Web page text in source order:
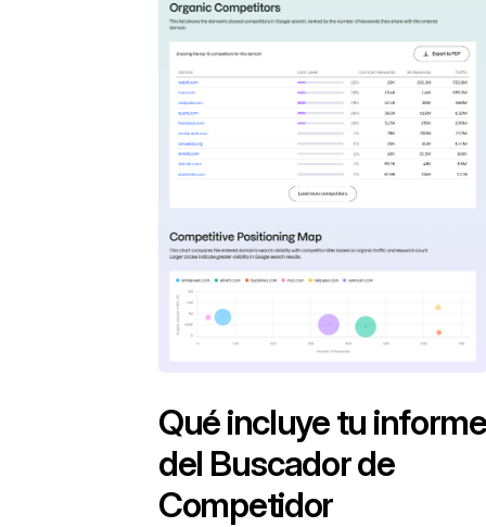
Qué incluye tu informe
del Buscador de
Competidor